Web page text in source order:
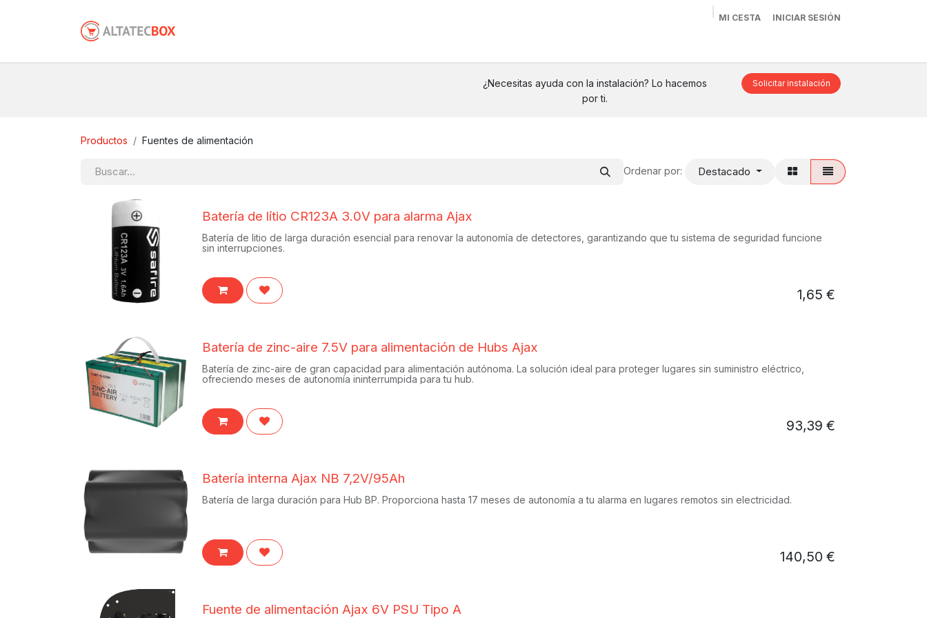
MI CESTA INICIAR SESIÓN
¿Necesitas ayuda con la instalación? Lo hacemos
por ti.
Solicitar instalación
Productos Fuentes de alimentación
Ordenar por: Destacado
Batería de lítio CR123A 3.0V para alarma Ajax
Batería de litio de larga duración esencial para renovar la autonomía de detectores, garantizando que tu sistema de seguridad funcione
sin interrupciones.
1,65 €
Batería de zinc-aire 7.5V para alimentación de Hubs Ajax
Batería de zinc-aire de gran capacidad para alimentación autónoma. La solución ideal para proteger lugares sin suministro eléctrico,
ofreciendo meses de autonomía ininterrumpida para tu hub.
93,39 €
Batería interna Ajax NB 7,2V/95Ah
Batería de larga duración para Hub BP. Proporciona hasta 17 meses de autonomía a tu alarma en lugares remotos sin electricidad.
140,50 €
Fuente de alimentación Ajax 6V PSU Tipo A